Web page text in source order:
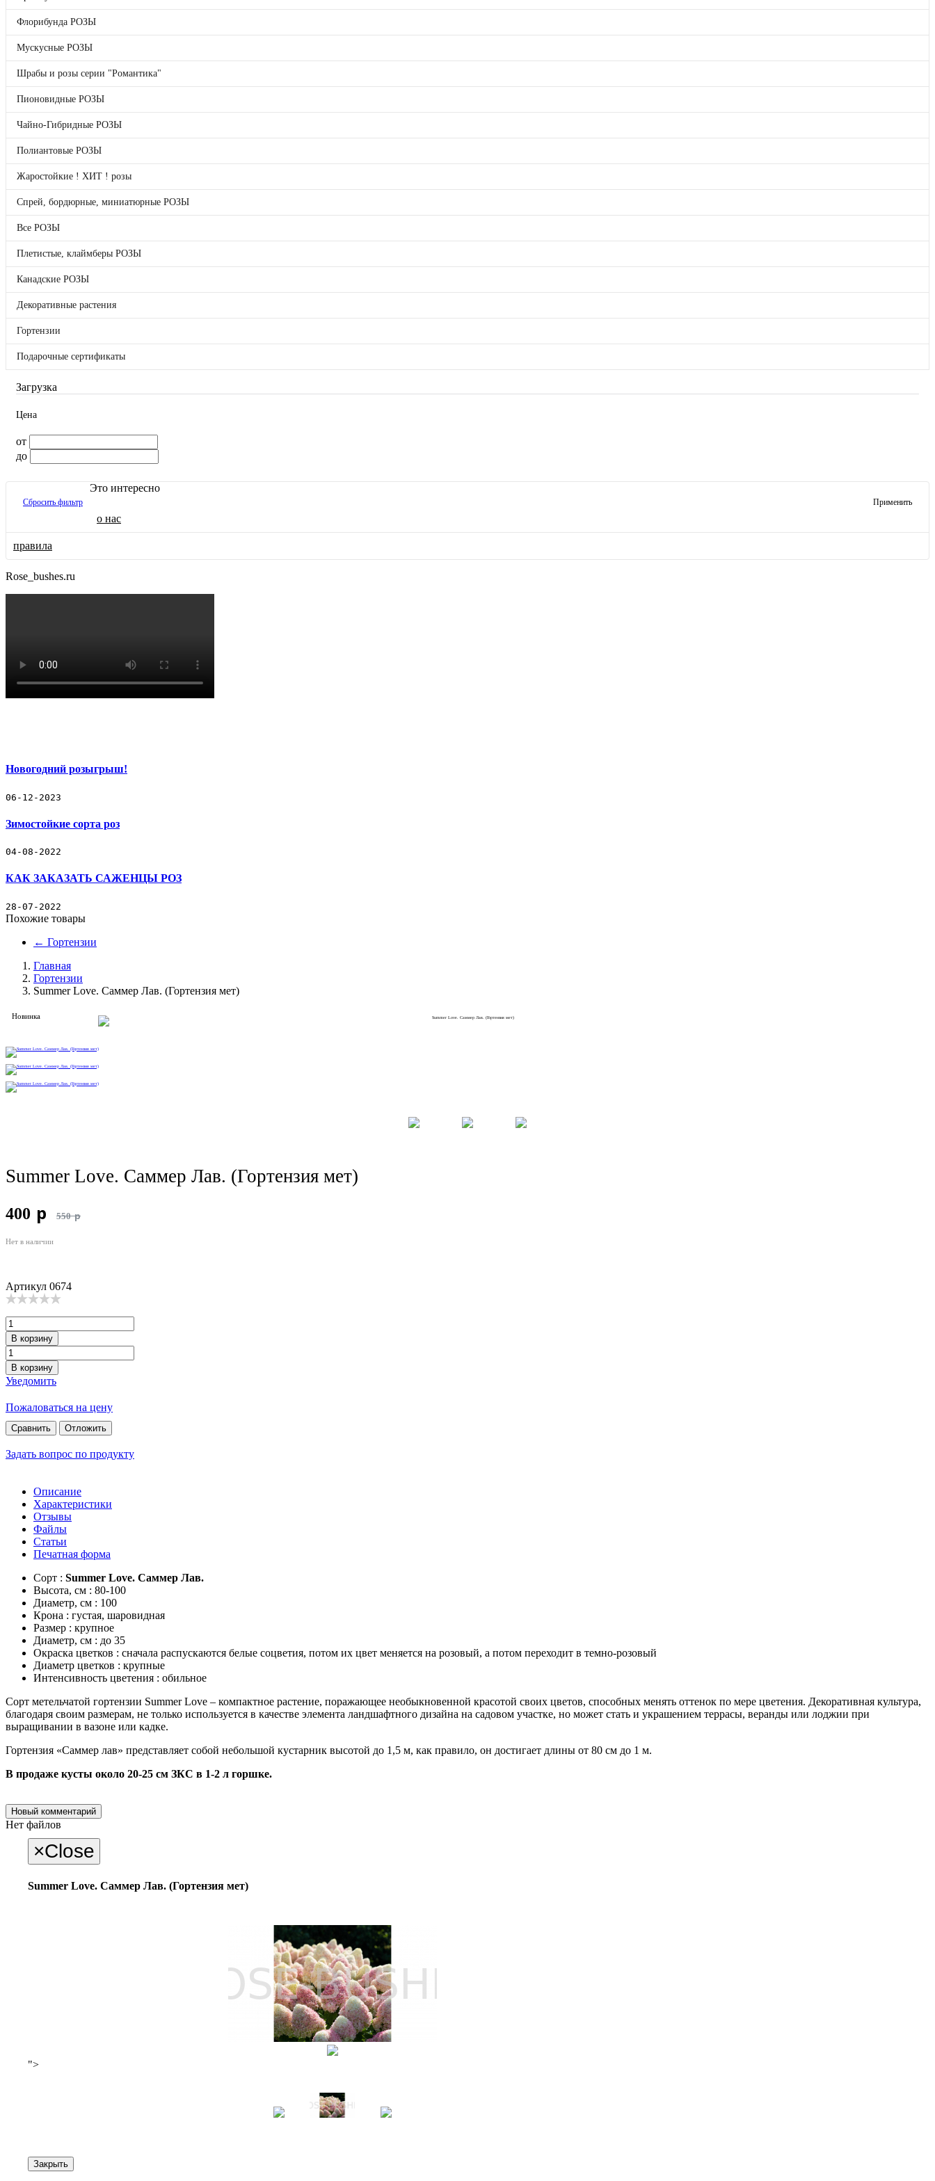
Шрабы и розы серии "Романтика"
Пионовидные РОЗЫ
Чайно-Гибридные РОЗЫ
Полиантовые РОЗЫ
Жаростойкие ! ХИТ ! розы
Спрей, бордюрные, миниатюрные РОЗЫ
Все РОЗЫ
Плетистые, клаймберы РОЗЫ
Канадские РОЗЫ
Декоративные растения
Гортензии
Подарочные сертификаты
Бренды
Отложенные товары
НОВИНКИ
Японская селекция
Премиум Розы
Флорибунда РОЗЫ
Мускусные РОЗЫ
Пионовидные РОЗЫ
Полиантовые РОЗЫ
Жаростойкие ! ХИТ ! розы
Все РОЗЫ
Декоративные растения
Все РОЗЫ
Подарочные сертификаты
Контакты
Доставка и Оплата заказов
Флорибунда РОЗЫ
Мускусные РОЗЫ
Шрабы и розы серии "Романтика"
Пионовидные РОЗЫ
Чайно-Гибридные РОЗЫ
Полиантовые РОЗЫ
Жаростойкие ! ХИТ ! розы
Спрей, бордюрные, миниатюрные РОЗЫ
Все РОЗЫ
Плетистые, клаймберы РОЗЫ
Канадские РОЗЫ
Декоративные растения
Гортензии
Подарочные сертификаты
Загрузка
Цена
от
до
Сбросить фильтр Применить
Это интересно
о нас
правила
Rose_bushes.ru
Новогодний розыгрыш!
06-12-2023
Зимостойкие сорта роз
04-08-2022
КАК ЗАКАЗАТЬ САЖЕНЦЫ РОЗ
28-07-2022
Похожие товары
← Гортензии
Главная
Гортензии
Summer Love. Саммер Лав. (Гортензия мет)
Новинка
Summer Love. Саммер Лав. (Гортензия мет)
400 p 550 p
Нет в наличии
Артикул 0674
В корзину
В корзину
Уведомить
Пожаловаться на цену
Сравнить Отложить
Задать вопрос по продукту
Описание
Характеристики
Отзывы
Файлы
Статьи
Печатная форма
Сорт : Summer Love. Саммер Лав.
Высота, см : 80-100
Диаметр, см : 100
Крона : густая, шаровидная
Размер : крупное
Диаметр, см : до 35
Окраска цветков : сначала распускаются белые соцветия, потом их цвет меняется на розовый, а потом переходит в темно-розовый
Диаметр цветков : крупные
Интенсивность цветения : обильное
Сорт метельчатой гортензии Summer Love – компактное растение, поражающее необыкновенной красотой своих цветов, способных менять оттенок по мере цветения. Декоративная культура,
благодаря своим размерам, не только используется в качестве элемента ландшафтного дизайна на садовом участке, но может стать и украшением террасы, веранды или лоджии при
выращивании в вазоне или кадке.
Гортензия «Саммер лав» представляет собой небольшой кустарник высотой до 1,5 м, как правило, он достигает длины от 80 см до 1 м.
В продаже кусты около 20-25 см ЗКС в 1-2 л горшке.
Новый комментарий
Нет файлов
×Close
Summer Love. Саммер Лав. (Гортензия мет)
">
Закрыть